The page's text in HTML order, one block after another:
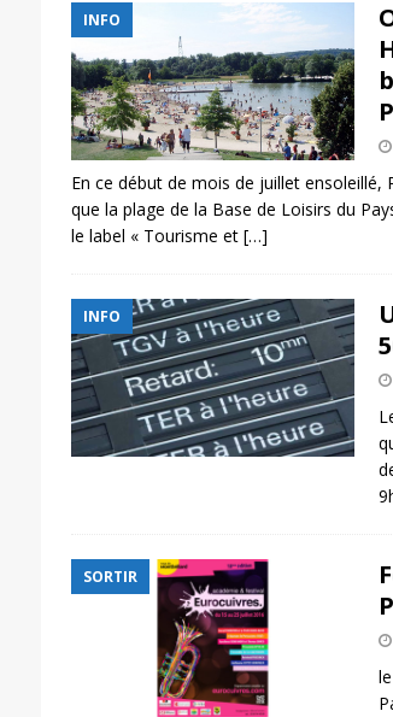
INFO
En ce début de mois de juillet
que la plage de la Base de Loisirs du
le label « Tourisme et […]
INFO
SORTIR